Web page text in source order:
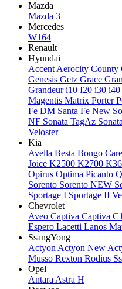
Mazda
Mazda 3
Mercedes
W164
Renault
Hyundai
Accent Aerocity County
Genesis Getz Grace
Grandeuri10 I20 i30 i40
Magentis Matrix Porter
Fe DM Santa Fe New
NF Sonata TagAz
Veloster
Kia
Avella Besta Bongo
Joice K2500 K2700
Opirus Optima Picanto
Sorento Sorento NEW
Sportage I Sportage II
Chevrolet
Aveo Captiva Captiva
Espero Lacetti Lanos
SsangYong
Actyon Actyon New
Musso Rexton Rodius
Opel
Antara Astra H